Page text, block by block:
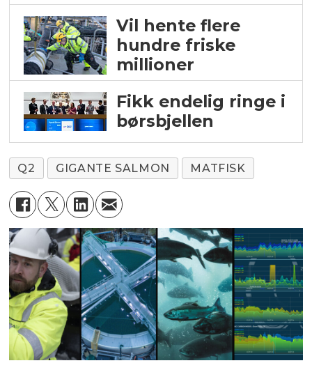
Vil hente flere
hundre friske
millioner
Fikk endelig ringe i
børsbjellen
Q2 GIGANTE SALMON MATFISK